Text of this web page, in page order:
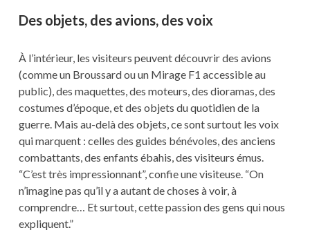
Des objets, des avions, des voix
À l’intérieur, les visiteurs peuvent découvrir des avions
(comme un Broussard ou un Mirage F1 accessible au
public), des maquettes, des moteurs, des dioramas, des
costumes d’époque, et des objets du quotidien de la
guerre. Mais au-delà des objets, ce sont surtout les voix
qui marquent : celles des guides bénévoles, des anciens
combattants, des enfants ébahis, des visiteurs émus.
“C’est très impressionnant”, confie une visiteuse. “On
n’imagine pas qu’il y a autant de choses à voir, à
comprendre… Et surtout, cette passion des gens qui nous
expliquent.”